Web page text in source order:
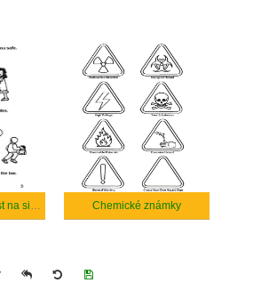
Základní bezpečnost na silnici a na ulici Chemické známky